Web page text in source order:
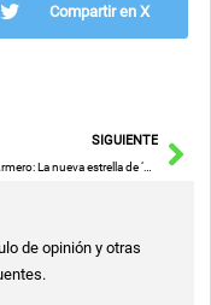
Compartir en X
SIGUIENTE
de opinión y otras